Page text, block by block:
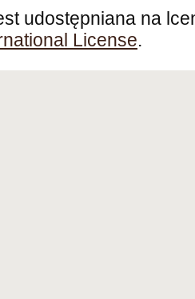
udostępniana na
License.